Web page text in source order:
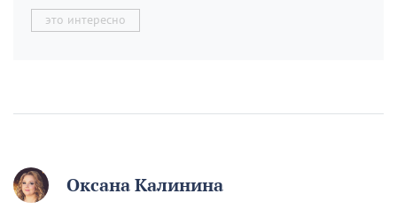
это интересно
Оксана Калинина